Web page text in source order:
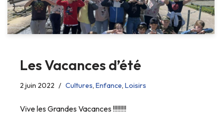
Les Vacances d’été
2 juin 2022 Cultures, Enfance, Loisirs
Vive les Grandes Vacances !!!!!!!!!